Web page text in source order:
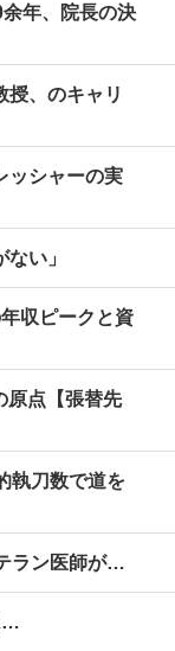
年、院長の決
授、のキャリ
ッシャーの実
い」
収ピークと資
原点【張替先
執刀数で道を
ラン医師が…
…